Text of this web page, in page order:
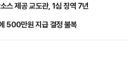
스 제공 교도관, 1심 징역 7년
500만원 지급 결정 불복